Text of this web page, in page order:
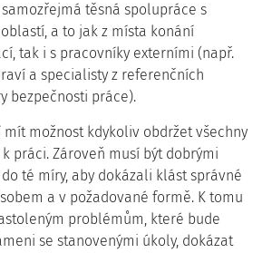
těsná spolupráce s
a to jak z místa konání
tak i s pracovníky externími (např.
a specialisty z referenčních
bezpečnosti práce).
možnost kdykoliv obdržet všechny
práci. Zároveň musí být dobrými
té míry, aby dokázali klást správné
a v požadované formě. K tomu
problémům, které bude
se stanovenými úkoly, dokázat